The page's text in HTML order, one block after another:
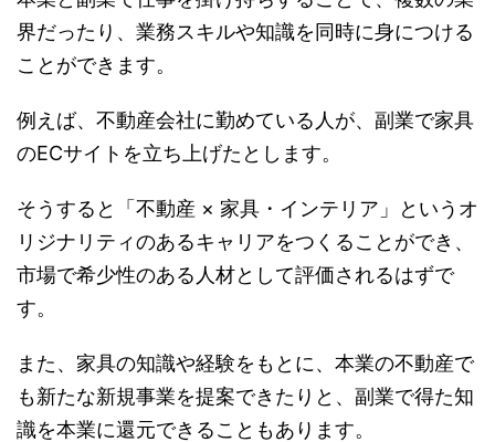
界だったり、業務スキルや知識を同時に身につける
ことができます。
例えば、不動産会社に勤めている人が、副業で家具
のECサイトを立ち上げたとします。
そうすると「不動産 × 家具・インテリア」というオ
リジナリティのあるキャリアをつくることができ、
市場で希少性のある人材として評価されるはずで
す。
また、家具の知識や経験をもとに、本業の不動産で
も新たな新規事業を提案できたりと、副業で得た知
識を本業に還元できることもあります。